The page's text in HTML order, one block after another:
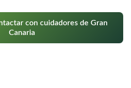
con cuidadores de Gran
Canaria